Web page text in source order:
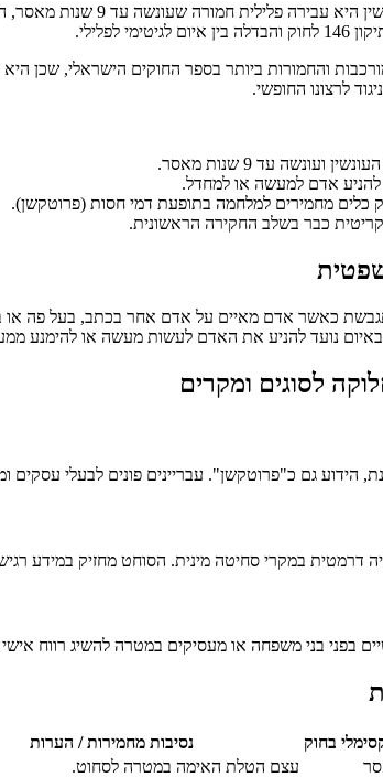
עבירת סחיטה באיומים
והחמורות ביותר בספר החוקים הישראלי, שכן
לרצונו החופשי.
אדם למעשה או למחדל.
קריטית כבר בשלב החקירה הראשונית.
באיומים מתגבשת כאשר אדם מאיים על אדם אחר בכתב, בעל
נועד להניע את האדם לעשות מעשה או להימנע
לסוגים ומקרים
הידוע גם כ"פרוטקשן". עבריינים פונים לבעלי
במקרי סחיטה מינית. הסוחט מחזיק במידע
בפני בני משפחה או מעסיקים במטרה להשיג רווח
בחוק
נסיבות מחמירות / הערות
עצם הטלת האימה במטרה לסחוט.